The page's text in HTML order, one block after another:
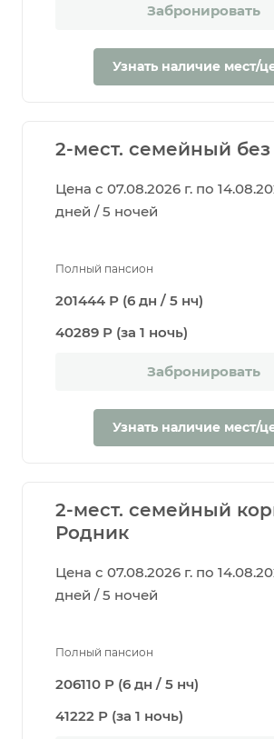
Забронировать
Узнать наличие мест/
2-мест. семейный без
Цена с 07.08.2026 г. по
дней / 5 ночей
Полный пансион
201444 Р (6 дн / 5 нч)
40289 Р (за 1 ночь)
Забронировать
Узнать наличие мест/
2-мест. семейный
Родник
Цена с 07.08.2026 г. по
дней / 5 ночей
Полный пансион
206110 Р (6 дн / 5 нч)
41222 Р (за 1 ночь)